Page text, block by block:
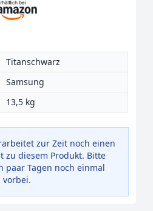
Titanschwarz
Samsung
13,5 kg
zur Zeit noch einen
zu diesem Produkt. Bitte
paar Tagen noch einmal
vorbei.